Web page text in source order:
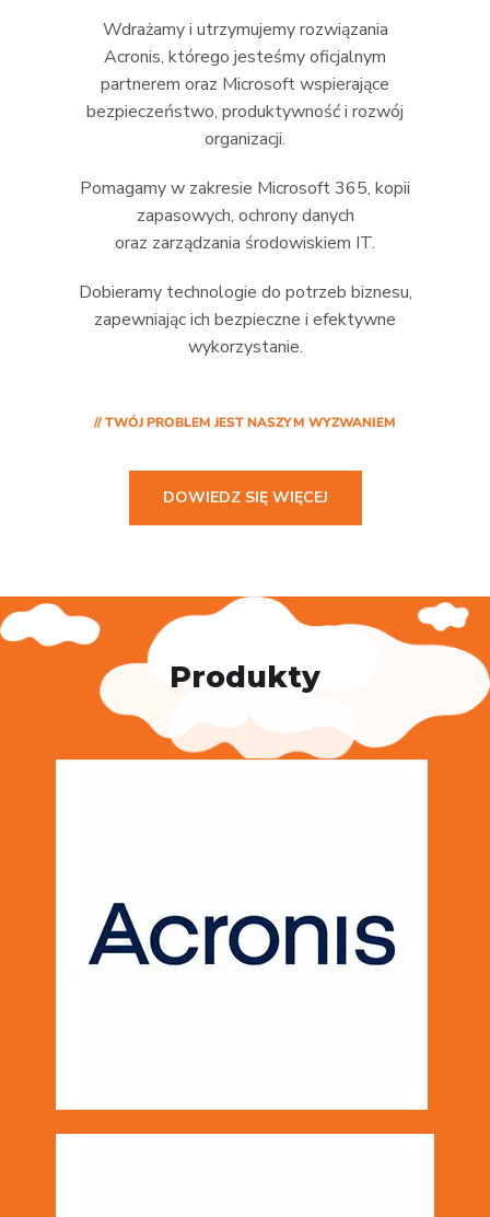
Wdrażamy i utrzymujemy rozwiązania
Acronis, którego jesteśmy oficjalnym
partnerem oraz Microsoft wspierające
bezpieczeństwo, produktywność i rozwój
organizacji.
Pomagamy w zakresie Microsoft 365, kopii
zapasowych, ochrony danych
oraz zarządzania środowiskiem IT.
Dobieramy technologie do potrzeb biznesu,
zapewniając ich bezpieczne i efektywne
wykorzystanie.
// TWÓJ PROBLEM JEST NASZYM WYZWANIEM
DOWIEDZ SIĘ WIĘCEJ
Produkty